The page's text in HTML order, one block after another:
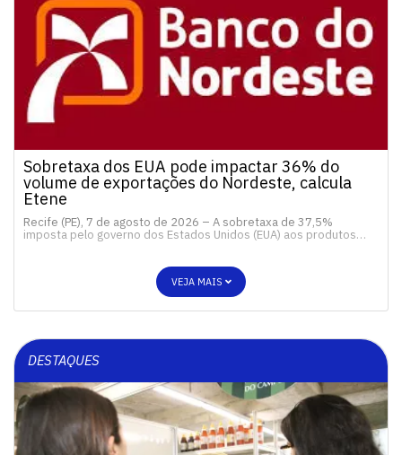
Sobretaxa dos EUA pode impactar 36% do
volume de exportações do Nordeste, calcula
Etene
Recife (PE), 7 de agosto de 2026 – A sobretaxa de 37,5%
imposta pelo governo dos Estados Unidos (EUA) aos produtos…
VEJA MAIS
DESTAQUES